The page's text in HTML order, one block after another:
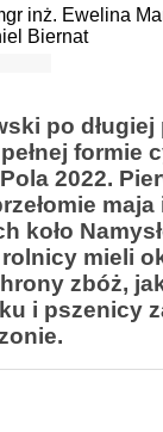
inż. Ewelina
Biernat
po długiej
formie
2022.
koło
mieli
zbóż,
i pszenicy